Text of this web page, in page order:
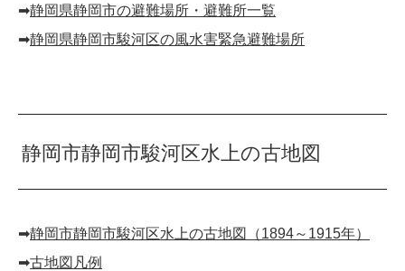
➡︎静岡県静岡市の避難場所・避難所一覧
➡︎静岡県静岡市駿河区の風水害緊急避難場所
静岡市静岡市駿河区水上の古地図
➡︎静岡市静岡市駿河区水上の古地図（1894～1915年）
➡︎古地図凡例